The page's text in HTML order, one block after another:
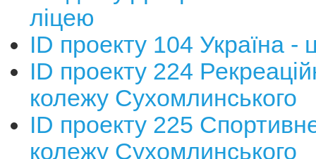
ліцею
ІD проекту 104 Україна -
ІD проекту 224
колежу Сухомлинського
ІD проекту 225
колежу Сухомлинського